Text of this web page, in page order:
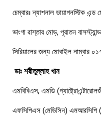
চেম্বারঃ ন্যাশনাল ডায়াগনস্টিক এন্ড
ভাংগা রাস্তার মোড়, পূরাতন
সিরিয়ালের জন্য মোবাইল নাম্বার
ডাঃ শরীতুল্লাহ খান
এমবিবিএস, এমডি
এফসিপিএস (মেডিসিন) এমআরসিপি